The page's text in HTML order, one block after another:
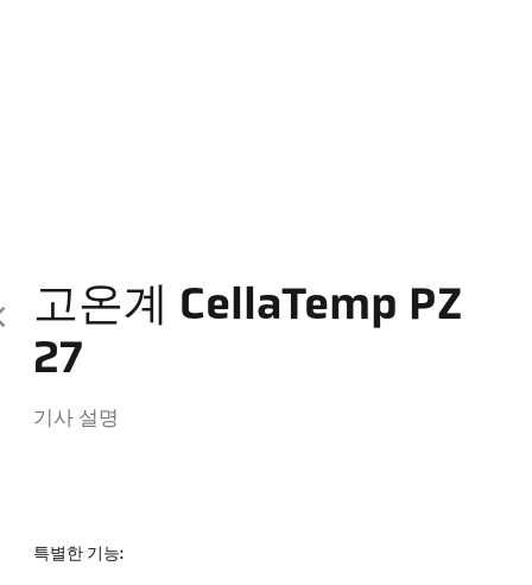
고온계 CellaTemp PZ
27
기사 설명
특별한 기능: